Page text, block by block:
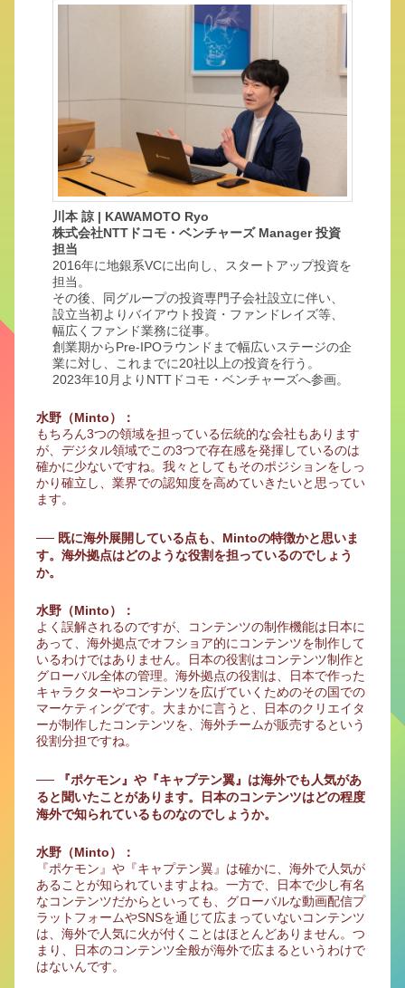
川本 諒 | KAWAMOTO Ryo
株式会社NTTドコモ・ベンチャーズ Manager 投資
担当
2016年に地銀系VCに出向し、スタートアップ投資を
担当。
その後、同グループの投資専門子会社設立に伴い、
設立当初よりバイアウト投資・ファンドレイズ等、
幅広くファンド業務に従事。
創業期からPre-IPOラウンドまで幅広いステージの企
業に対し、これまでに20社以上の投資を行う。
2023年10月よりNTTドコモ・ベンチャーズへ参画。
水野（Minto）：
もちろん3つの領域を担っている伝統的な会社もあります
が、デジタル領域でこの3つで存在感を発揮しているのは
確かに少ないですね。我々としてもそのポジションをしっ
かり確立し、業界での認知度を高めていきたいと思ってい
ます。
── 既に海外展開している点も、Mintoの特徴かと思いま
す。海外拠点はどのような役割を担っているのでしょう
か。
水野（Minto）：
よく誤解されるのですが、コンテンツの制作機能は日本に
あって、海外拠点でオフショア的にコンテンツを制作して
いるわけではありません。日本の役割はコンテンツ制作と
グローバル全体の管理。海外拠点の役割は、日本で作った
キャラクターやコンテンツを広げていくためのその国での
マーケティングです。大まかに言うと、日本のクリエイタ
ーが制作したコンテンツを、海外チームが販売するという
役割分担ですね。
── 『ポケモン』や『キャプテン翼』は海外でも人気があ
ると聞いたことがあります。日本のコンテンツはどの程度
海外で知られているものなのでしょうか。
水野（Minto）：
『ポケモン』や『キャプテン翼』は確かに、海外で人気が
あることが知られていますよね。一方で、日本で少し有名
なコンテンツだからといっても、グローバルな動画配信プ
ラットフォームやSNSを通じて広まっていないコンテンツ
は、海外で人気に火が付くことはほとんどありません。つ
まり、日本のコンテンツ全般が海外で広まるというわけで
はないんです。